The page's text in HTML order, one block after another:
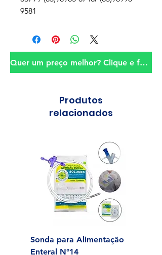
9581
Quer um preço melhor? Clique e fale conosco!
Produtos
relacionados
Sonda para Alimentação
Enteral N°14